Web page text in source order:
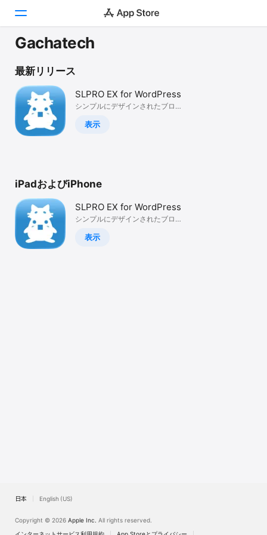
ゲーム
アプリ
Arcade
プラットフォーム
iPhone
iPad
Mac
Gachatech
最新リリース
SLPRO EX for WordPress
シンプルにデザインされたブログ
表示
iPadおよびiPhone
SLPRO EX for WordPress
シンプルにデザインされたブログ
表示
日本 English (US)
Copyright © 2026 Apple Inc. All rights reserved.